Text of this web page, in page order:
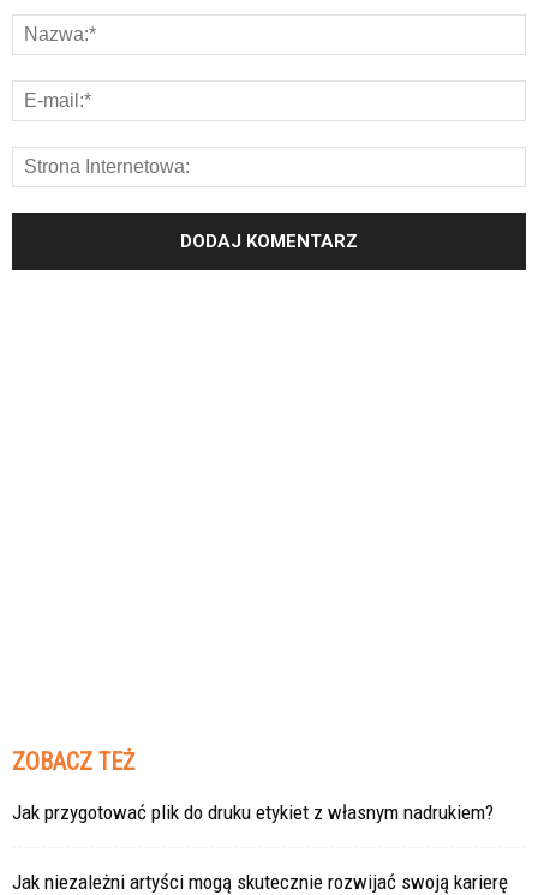
ZOBACZ TEŻ
Jak przygotować plik do druku etykiet z własnym nadrukiem?
Jak niezależni artyści mogą skutecznie rozwijać swoją karierę